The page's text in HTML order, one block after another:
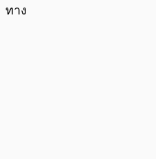
ทาง